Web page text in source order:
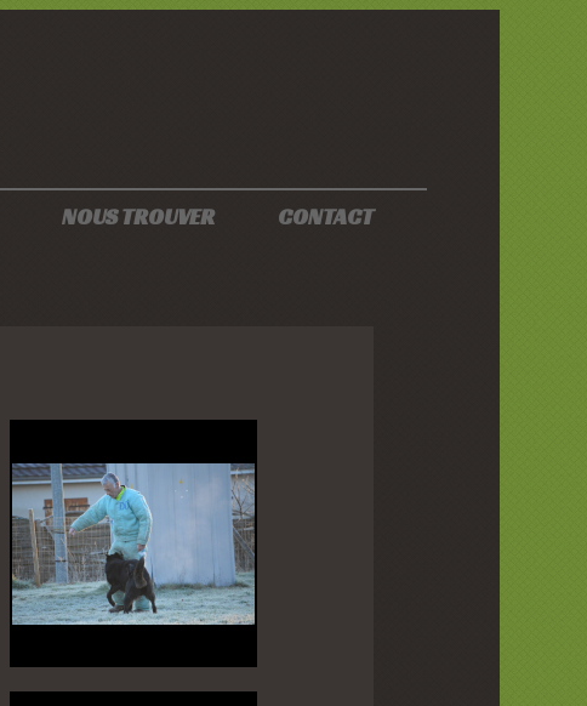
NOUS TROUVER CONTACT